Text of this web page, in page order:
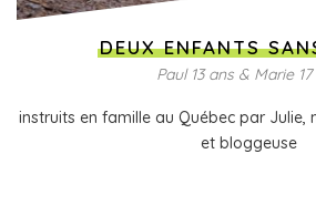
DEUX ENFANTS
Paul 13 ans & Marie
instruits en famille au Québec par Julie,
et bloggeuse